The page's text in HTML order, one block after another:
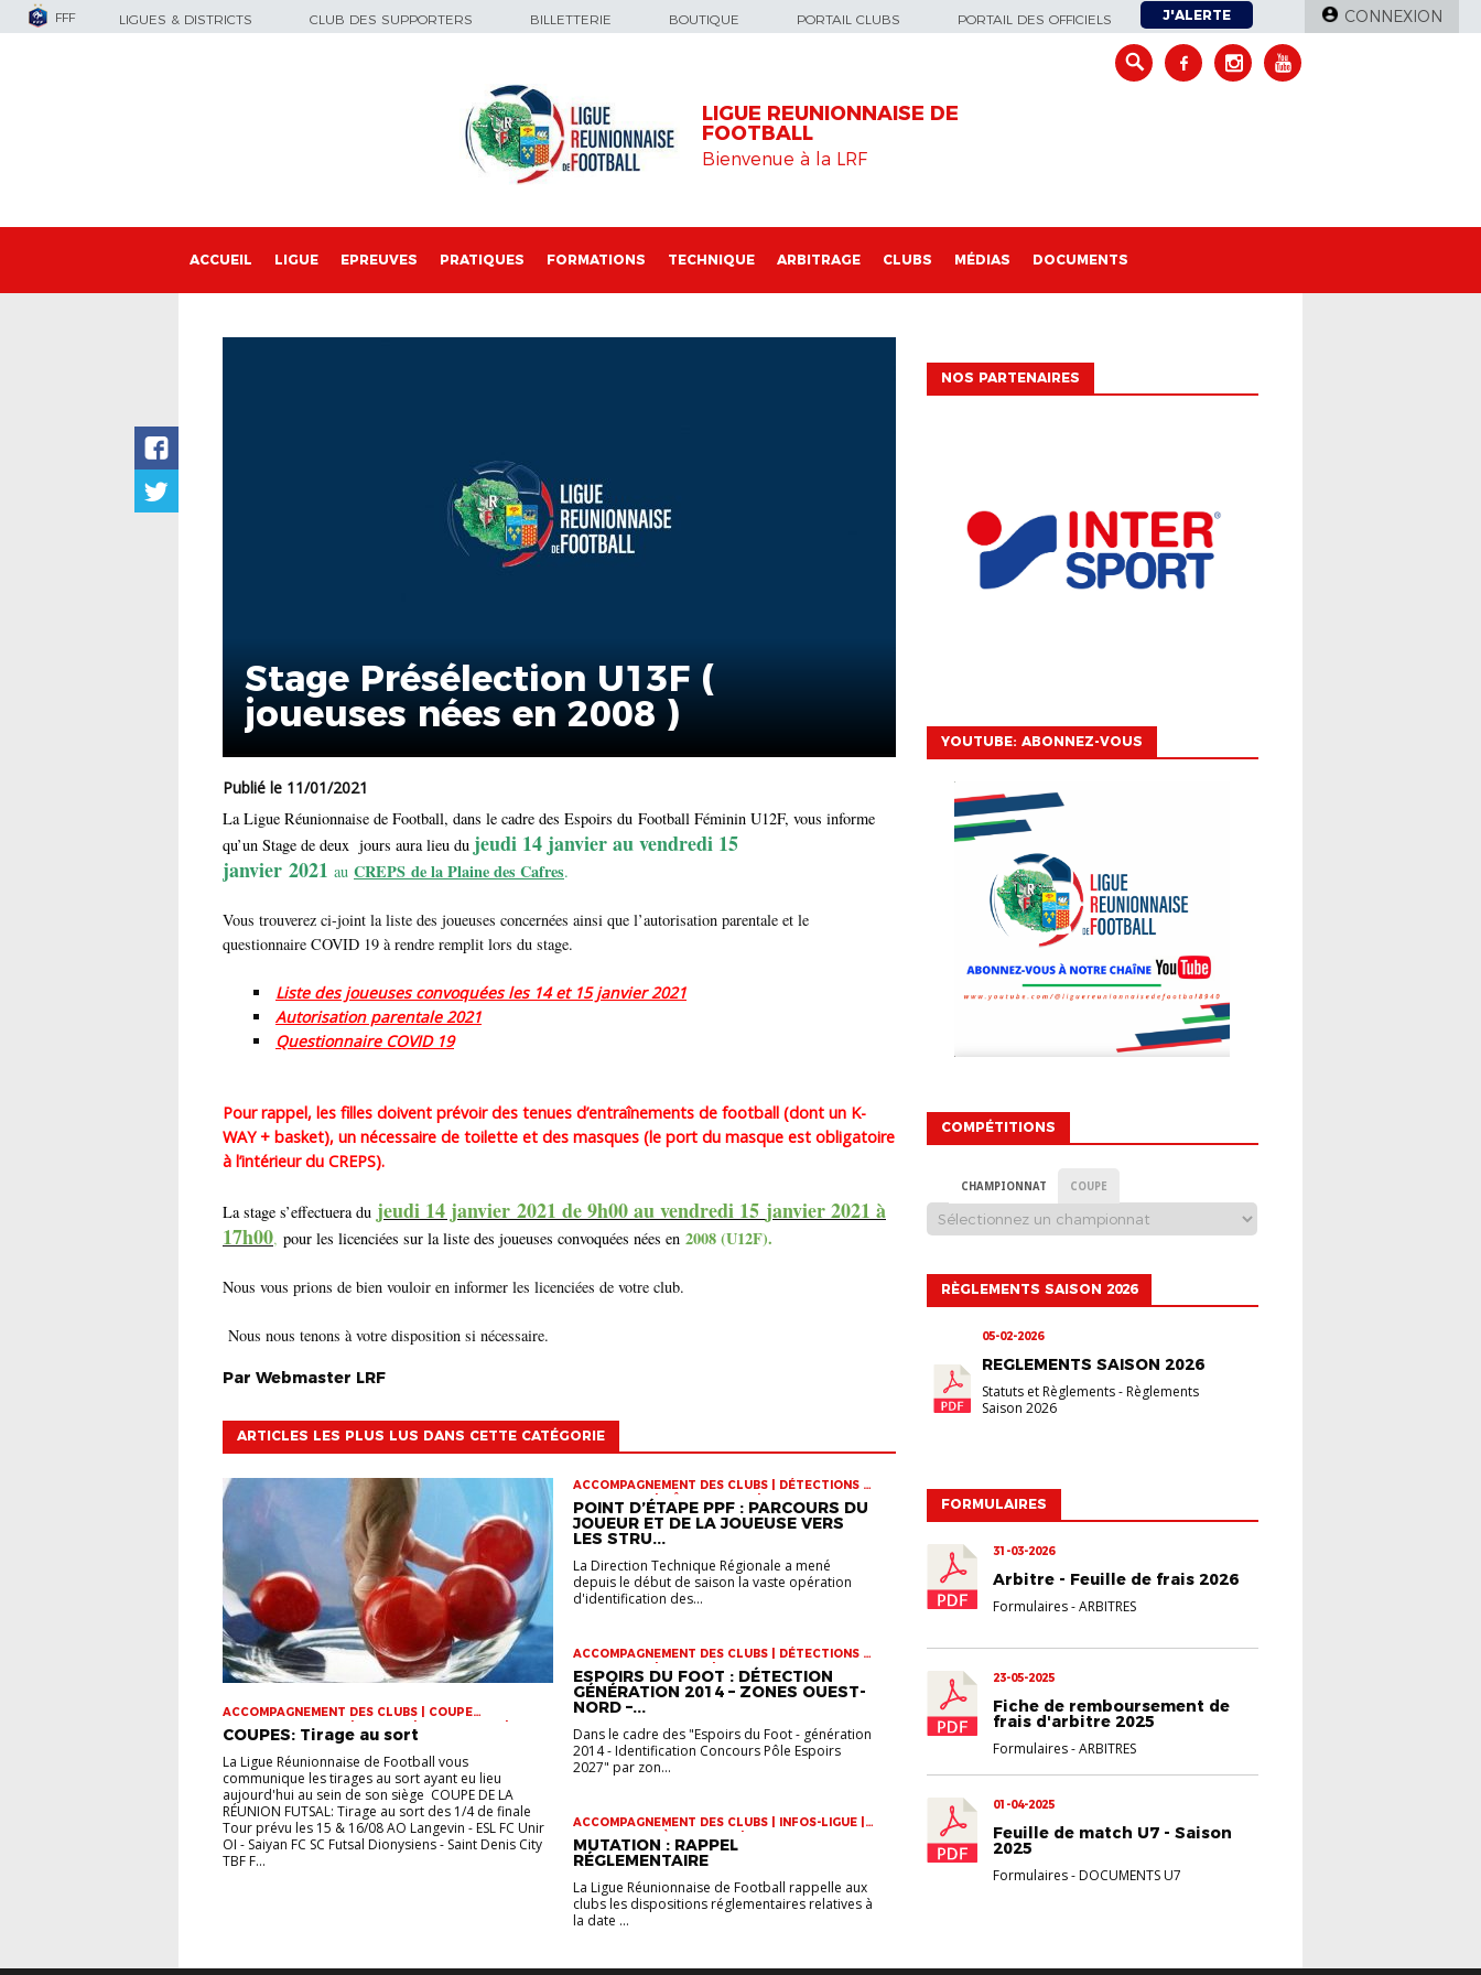
FFF LIGUES & DISTRICTS CLUB DES SUPPORTERS BILLETTERIE BOUTIQUE PORTAIL CLUBS PORTAIL DES OFFICIELS J'ALERTE CONNEXION
LIGUE REUNIONNAISE DE
FOOTBALL
Bienvenue à la LRF
ACCUEIL LIGUE EPREUVES PRATIQUES FORMATIONS TECHNIQUE ARBITRAGE CLUBS MÉDIAS DOCUMENTS
Stage Présélection U13F (
joueuses nées en 2008 )
Publié le 11/01/2021
La Ligue Réunionnaise de Football, dans le cadre des Espoirs du Football Féminin U12F, vous informe
qu’un Stage de deux jours aura lieu du jeudi 14 janvier au vendredi 15
janvier 2021 au CREPS de la Plaine des Cafres.
Vous trouverez ci-joint la liste des joueuses concernées ainsi que l’autorisation parentale et le
questionnaire COVID 19 à rendre remplit lors du stage.
Liste des joueuses convoquées les 14 et 15 janvier 2021
Autorisation parentale 2021
Questionnaire COVID 19
Pour rappel, les filles doivent prévoir des tenues d’entraînements de football (dont un K-
WAY + basket), un nécessaire de toilette et des masques (le port du masque est obligatoire
à l’intérieur du CREPS).
La stage s’effectuera du jeudi 14 janvier 2021 de 9h00 au vendredi 15 janvier 2021 à
17h00, pour les licenciées sur la liste des joueuses convoquées nées en 2008 (U12F).
Nous vous prions de bien vouloir en informer les licenciées de votre club.
Nous nous tenons à votre disposition si nécessaire.
Par Webmaster LRF
ARTICLES LES PLUS LUS DANS CETTE CATÉGORIE
ACCOMPAGNEMENT DES CLUBS | COUPE
DOMINIQUE SAUGER | COUPES | FOOT LOISIR |
FUTSAL | INFOS-LIGUE | JEUNES | U14 | U15 | U17 |
VIE DES CLUBS
COUPES: Tirage au sort
La Ligue Réunionnaise de Football vous
communique les tirages au sort ayant eu lieu
aujourd'hui au sein de son siège COUPE DE LA
RÉUNION FUTSAL: Tirage au sort des 1/4 de finale
Tour prévu les 15 & 16/08 AO Langevin - ESL FC Unir
OI - Saiyan FC SC Futsal Dionysiens - Saint Denis City
TBF F...
ACCOMPAGNEMENT DES CLUBS | DÉTECTIONS |
INFOS-LIGUE | PÔLE ESPOIRS | SPORT-ETUDE
FÉMININ | VIE DES CLUBS
POINT D’ÉTAPE PPF : PARCOURS DU
JOUEUR ET DE LA JOUEUSE VERS
LES STRU...
La Direction Technique Régionale a mené
depuis le début de saison la vaste opération
d'identification des...
ACCOMPAGNEMENT DES CLUBS | DÉTECTIONS |
INFOS-LIGUE | JEUNES | VIE DES CLUBS
ESPOIRS DU FOOT : DÉTECTION
GÉNÉRATION 2014 – ZONES OUEST-
NORD –...
Dans le cadre des "Espoirs du Foot - génération
2014 - Identification Concours Pôle Espoirs
2027" par zon...
ACCOMPAGNEMENT DES CLUBS | INFOS-LIGUE |
STATUTS ET RÈGLEMENTS | VIE DES CLUBS
MUTATION : RAPPEL
RÉGLEMENTAIRE
La Ligue Réunionnaise de Football rappelle aux
clubs les dispositions réglementaires relatives à
la date ...
NOS PARTENAIRES
YOUTUBE: ABONNEZ-VOUS
COMPÉTITIONS
CHAMPIONNAT COUPE
RÈGLEMENTS SAISON 2026
05-02-2026
REGLEMENTS SAISON 2026
Statuts et Règlements- Règlements
Saison 2026
FORMULAIRES
31-03-2026
Arbitre - Feuille de frais 2026
Formulaires-ARBITRES
23-05-2025
Fiche de remboursement de
frais d'arbitre 2025
Formulaires-ARBITRES
01-04-2025
Feuille de match U7 - Saison
2025
Formulaires- DOCUMENTS U7